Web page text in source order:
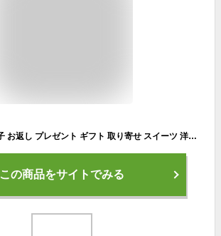
ホワイトデー お菓子 お返し プレゼント ギフト 取り寄せ スイーツ 洋菓子 お祝い お礼 個包装 のし対応 退職 お配り お供えHFM-12N2 フィナンシェ・マドレーヌ詰合せ 8個入
この商品をサイトでみる